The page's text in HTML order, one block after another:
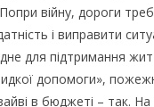
війну, дороги
і виправити
для підтримання
допомоги»,
в бюджеті – так. На